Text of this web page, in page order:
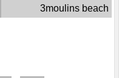
3moulins beach